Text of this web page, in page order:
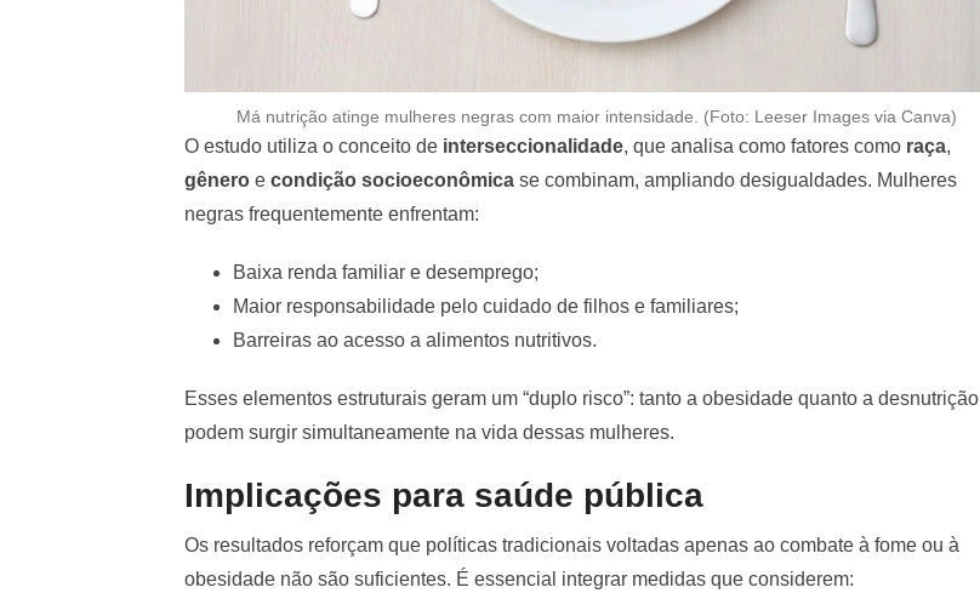
Má nutrição atinge mulheres negras com maior intensidade. (Foto: Leeser Images via Canva)
O estudo utiliza o conceito de interseccionalidade, que analisa como fatores como raça,
gênero e condição socioeconômica se combinam, ampliando desigualdades. Mulheres
negras frequentemente enfrentam:
Baixa renda familiar e desemprego;
Maior responsabilidade pelo cuidado de filhos e familiares;
Barreiras ao acesso a alimentos nutritivos.
Esses elementos estruturais geram um “duplo risco”: tanto a obesidade quanto a desnutrição
podem surgir simultaneamente na vida dessas mulheres.
Implicações para saúde pública
Os resultados reforçam que políticas tradicionais voltadas apenas ao combate à fome ou à
obesidade não são suficientes. É essencial integrar medidas que considerem: